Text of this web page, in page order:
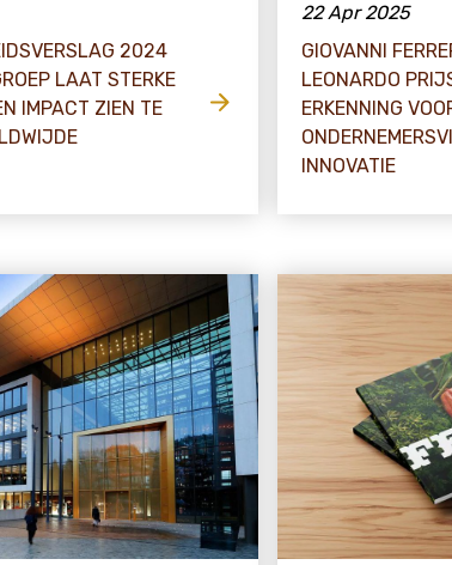
2024
LAAT STERKE
IMPACT ZIEN TE
22 Apr 2025
GIOVANNI
LEONARDO
ERKENNING
INNOVATIE